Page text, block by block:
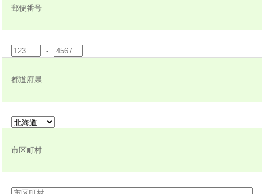
郵便番号
-
都道府県
市区町村